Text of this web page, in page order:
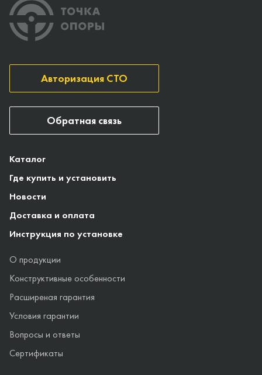
Каталог
Где купить и установить
Новости
Доставка и оплата
Инструкция по установке
О продукции
Конструктивные особенности
Расширеная гарантия
Условия гарантии
Вопросы и ответы
Сертификаты
Авторизация СТО
Обратная связь